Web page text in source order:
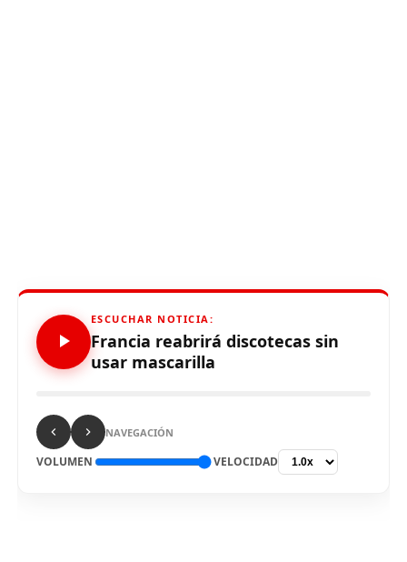
ESCUCHAR NOTICIA:
Francia reabrirá discotecas sin
usar mascarilla
NAVEGACIÓN
VOLUMEN VELOCIDAD